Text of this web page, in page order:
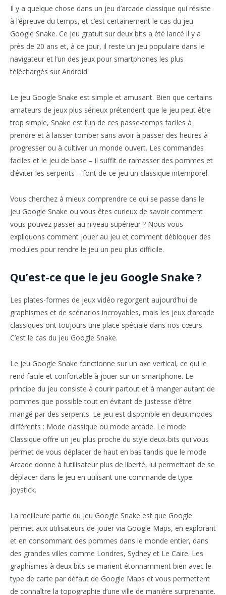
Il y a quelque chose dans un jeu d’arcade classique qui résiste
à l’épreuve du temps, et c’est certainement le cas du jeu
Google Snake. Ce jeu gratuit sur deux bits a été lancé il y a
près de 20 ans et, à ce jour, il reste un jeu populaire dans le
navigateur et l’un des jeux pour smartphones les plus
téléchargés sur Android.
Le jeu Google Snake est simple et amusant. Bien que certains
amateurs de jeux plus sérieux prétendent que le jeu peut être
trop simple, Snake est l’un de ces passe-temps faciles à
prendre et à laisser tomber sans avoir à passer des heures à
progresser ou à cultiver un monde ouvert. Les commandes
faciles et le jeu de base – il suffit de ramasser des pommes et
d’éviter les serpents – font de ce jeu un classique intemporel.
Vous cherchez à mieux comprendre ce qui se passe dans le
jeu Google Snake ou vous êtes curieux de savoir comment
vous pouvez passer au niveau supérieur ? Nous vous
expliquons comment jouer au jeu et comment débloquer des
modules pour rendre le jeu un peu plus difficile.
Qu’est-ce que le jeu Google Snake ?
Les plates-formes de jeux vidéo regorgent aujourd’hui de
graphismes et de scénarios incroyables, mais les jeux d’arcade
classiques ont toujours une place spéciale dans nos cœurs.
C’est le cas du jeu Google Snake.
Le jeu Google Snake fonctionne sur un axe vertical, ce qui le
rend facile et confortable à jouer sur un smartphone. Le
principe du jeu consiste à courir partout et à manger autant de
pommes que possible tout en évitant de justesse d’être
mangé par des serpents. Le jeu est disponible en deux modes
différents : Mode classique ou mode arcade. Le mode
Classique offre un jeu plus proche du style deux-bits qui vous
permet de vous déplacer de haut en bas tandis que le mode
Arcade donne à l’utilisateur plus de liberté, lui permettant de se
déplacer dans le jeu en utilisant une commande de type
joystick.
La meilleure partie du jeu Google Snake est que Google
permet aux utilisateurs de jouer via Google Maps, en explorant
et en consommant des pommes dans le monde entier, dans
des grandes villes comme Londres, Sydney et Le Caire. Les
graphismes à deux bits se marient étonnamment bien avec le
type de carte par défaut de Google Maps et vous permettent
de connaître la topographie d’une ville de manière surprenante.